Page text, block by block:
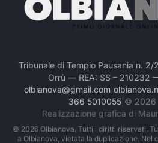
Tribunale di Tempio Pausania n.
Orrù — REA: SS – 210232
olbianova@gmail.com
366 5010055| © 2026
Realizzazione grafica di
© 2026Olbianova. Tutti i diritti riservati.
a Olbianova, vietata la duplicazione. Nel